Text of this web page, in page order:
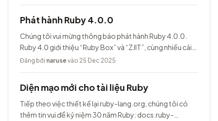
Phát hành Ruby 4.0.0
Chúng tôi vui mừng thông báo phát hành Ruby 4.0.0.
Ruby 4.0 giới thiệu “Ruby Box” và “ZJIT”, cùng nhiều cải
tiến khác.
Đăng bởi naruse vào 25 Dec 2025
Diện mạo mới cho tài liệu Ruby
Tiếp theo việc thiết kế lại ruby-lang.org, chúng tôi có
thêm tin vui để kỷ niệm 30 năm Ruby: docs.ruby-